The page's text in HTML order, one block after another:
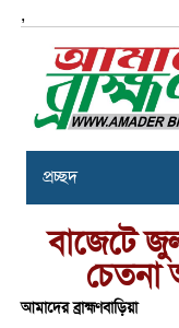
,
প্রচ্ছদ
বাজেটে
চেতনা
আমাদের ব্রাহ্মণবাড়িয়া